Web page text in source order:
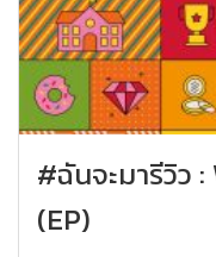
#ฉันจะมารีวิว :
(EP)